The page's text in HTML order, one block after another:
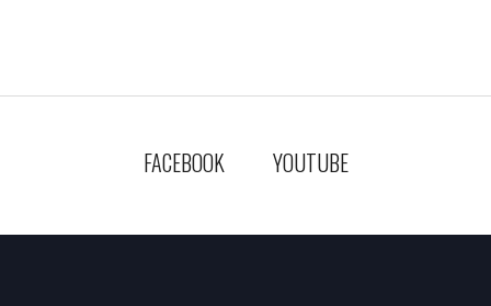
FACEBOOK YOUTUBE